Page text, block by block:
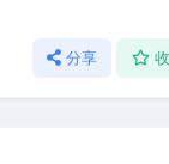
分享